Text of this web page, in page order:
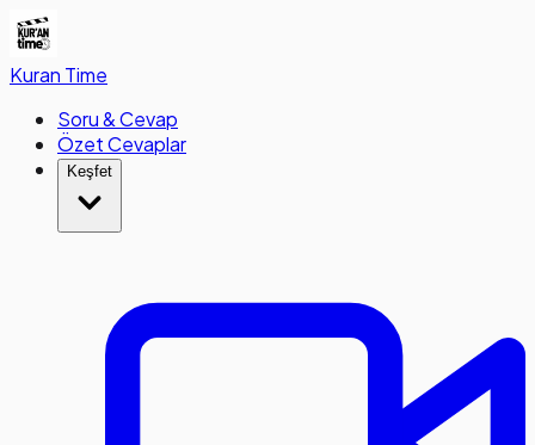
Kuran Time
Soru & Cevap
Özet Cevaplar
Keşfet